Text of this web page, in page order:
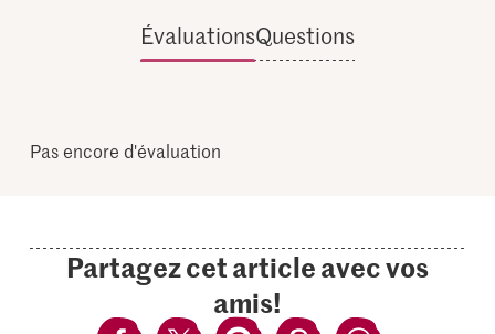
ÉvaluationsQuestions
Pas encore d'évaluation
Partagez cet article avec vos
amis!